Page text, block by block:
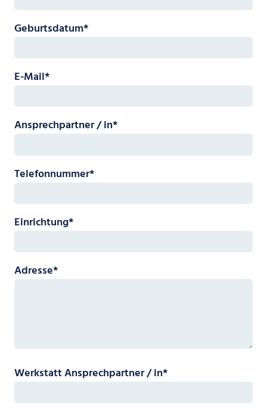
Pflichtfeld
Geburtsdatum*
Pflichtfeld
E-Mail*
Pflichtfeld
Ansprechpartner / in*
Pflichtfeld
Telefonnummer*
Pflichtfeld
Einrichtung*
Pflichtfeld
Adresse*
Pflichtfeld
Werkstatt Ansprechpartner / in*